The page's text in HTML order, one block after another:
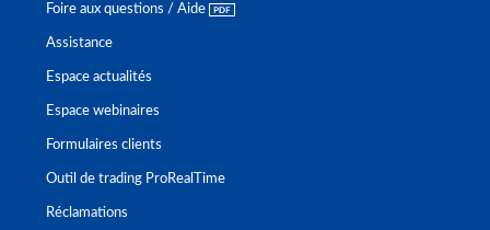
Foire aux questions / Aide
Assistance
Espace actualités
Espace webinaires
Formulaires clients
Outil de trading ProRealTime
Réclamations